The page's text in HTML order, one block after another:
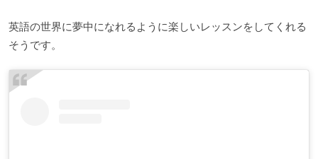
英語の世界に夢中になれるように楽しいレッスンをしてくれる
そうです。